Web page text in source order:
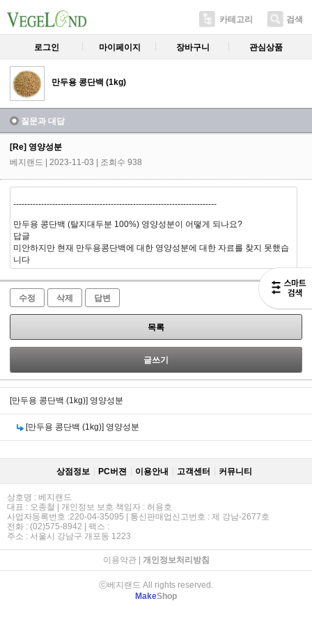
카테고리 검색
로그인 마이페이지 장바구니 관심상품
만두용 콩단백 (1kg)
질문과 대답
[Re] 영양성분
베지랜드
| 2023-11-03 | 조회수 938
-------------------------------------------------------------------------
만두용 콩단백 (탈지대두분 100%) 영양성분이 어떻게 되나요?
답글
미안하지만 현재 만두용콩단백에 대한 영양성분에 대한 자료를 찾지 못했습
니다
수정 삭제 답변
목록
글쓰기
[만두용 콩단백 (1kg)] 영양성분
[만두용 콩단백 (1kg)] 영양성분
상점정보 PC버젼 이용안내 고객센터 커뮤니티
상호명 : 베지랜드
대표 : 오종철 | 개인정보 보호 책임자 : 허용호
사업자등록번호 :220-04-35095 | 통신판매업신고번호 : 제 강남-2677호
전화 : (02)575-8942 | 팩스 :
주소 : 서울시 강남구 개포동 1223
이용약관| 개인정보처리방침
ⓒ베지랜드 All rights reserved.
MakeShop